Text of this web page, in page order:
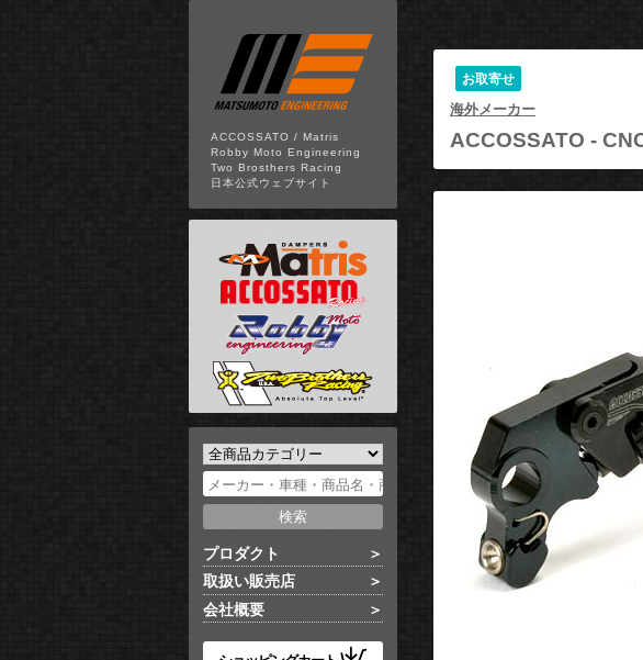
ACCOSSATO / Matris
Robby Moto Engineering
Two Brosthers Racing
日本公式ウェブサイト
プロダクト
取扱い販売店
会社概要
お取寄せ
海外メーカー
ACCOSSATO -